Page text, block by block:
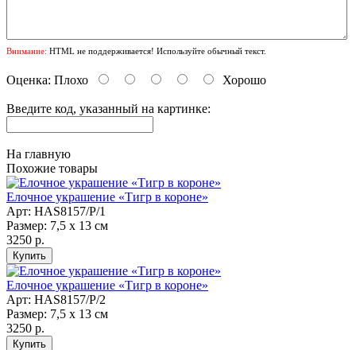
Внимание: HTML не поддерживается! Используйте обычный текст.
Оценка: Плохо Хорошо
Введите код, указанный на картинке:
На главную
Похожие товары
Елочное украшение «Тигр в короне»
Арт: НAS8157/P/1
Размер: 7,5 х 13 см
3250 р.
Елочное украшение «Тигр в короне»
Арт: НAS8157/P/2
Размер: 7,5 х 13 см
3250 р.